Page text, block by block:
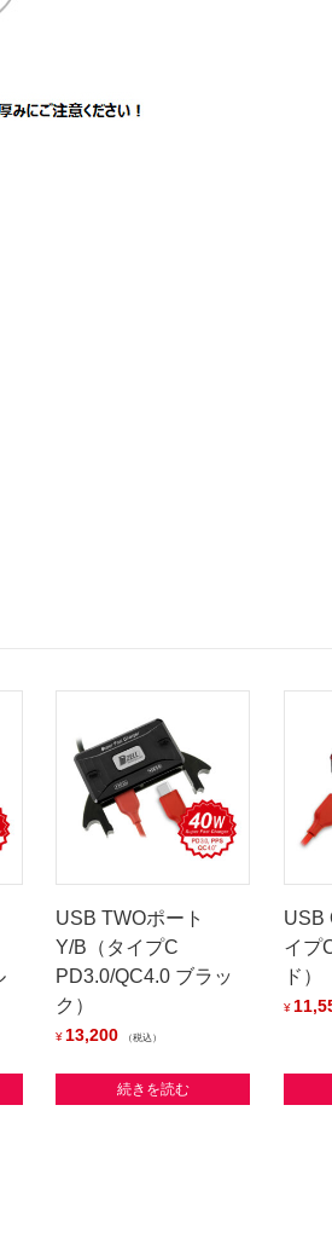
USB TWOポート
Y/B（タイプC
PD3.0/QC4.0 ブラッ
ク）
¥ 13,200 税込
続きを読む
USB
イプ
ド）
¥